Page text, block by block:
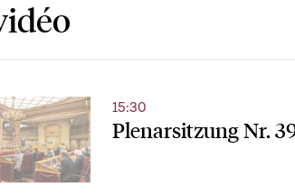
Plenarsitzung Nr.
15:30